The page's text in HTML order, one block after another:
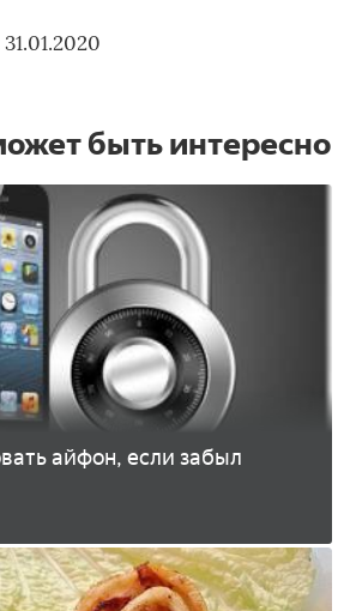
быть интересно
айфон, если забыл